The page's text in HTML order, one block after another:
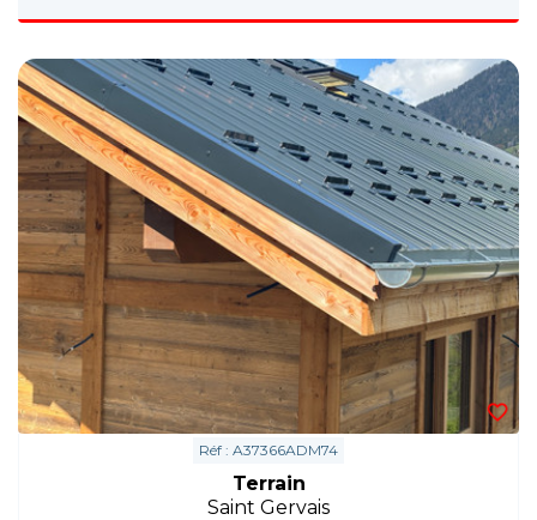
Réf : A37366ADM74
Terrain
Saint Gervais